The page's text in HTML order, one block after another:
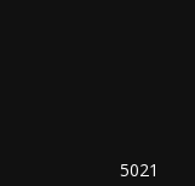
5021